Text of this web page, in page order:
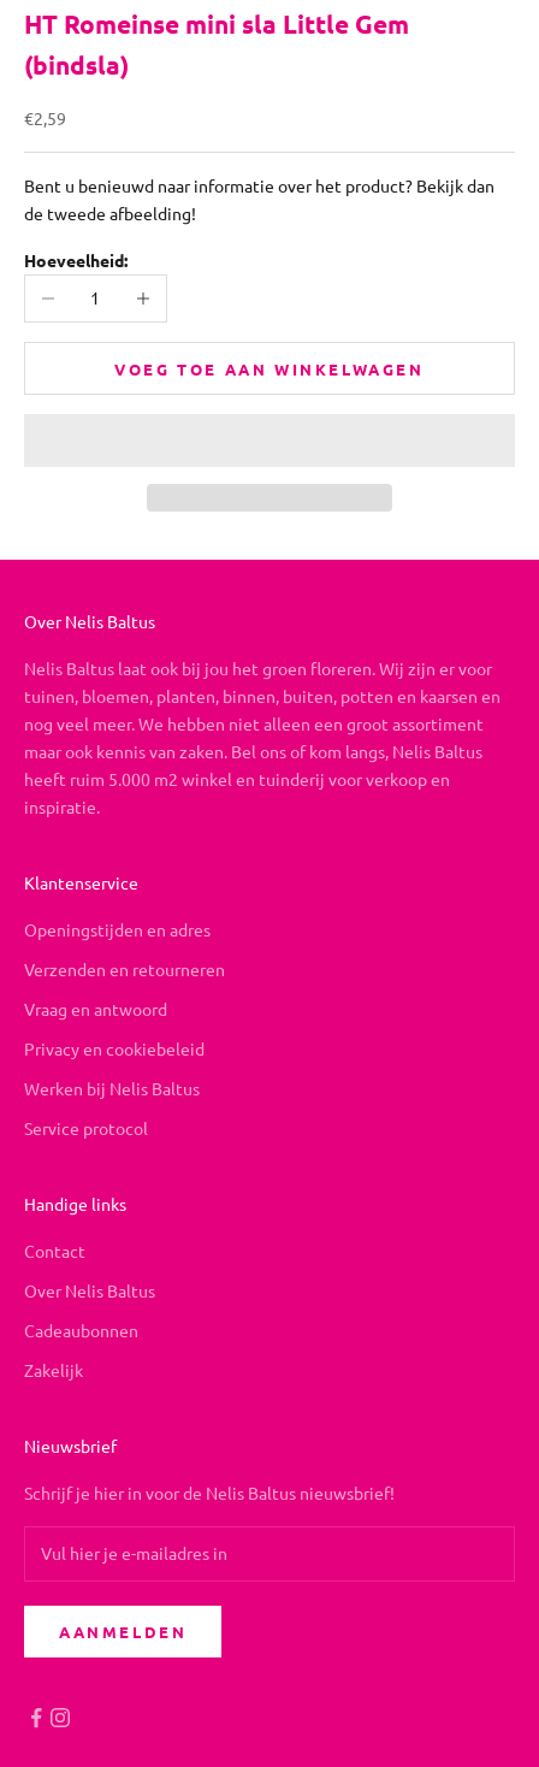
HT Romeinse mini sla Little Gem
(bindsla)
Aanbiedingsprijs
€2,59
Bent u benieuwd naar informatie over het product? Bekijk dan
de tweede afbeelding!
Hoeveelheid:
Aantal verlagenAantal verhogen
VOEG TOE AAN WINKELWAGEN
Over Nelis Baltus
Nelis Baltus laat ook bij jou het groen floreren. Wij zijn er voor
tuinen, bloemen, planten, binnen, buiten, potten en kaarsen en
nog veel meer. We hebben niet alleen een groot assortiment
maar ook kennis van zaken. Bel ons of kom langs, Nelis Baltus
heeft ruim 5.000 m2 winkel en tuinderij voor verkoop en
inspiratie.
Klantenservice
Openingstijden en adres
Verzenden en retourneren
Vraag en antwoord
Privacy en cookiebeleid
Werken bij Nelis Baltus
Service protocol
Handige links
Contact
Over Nelis Baltus
Cadeaubonnen
Zakelijk
Nieuwsbrief
Schrijf je hier in voor de Nelis Baltus nieuwsbrief!
AANMELDEN